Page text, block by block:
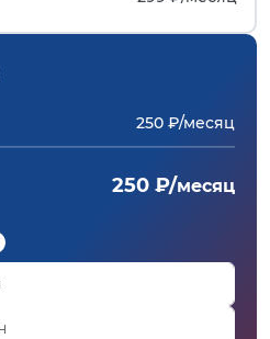
250 ₽/месяц
250 ₽/месяц